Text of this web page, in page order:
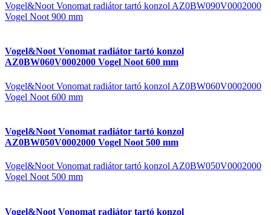
Vogel&Noot Vonomat radiátor tartó konzol AZ0BW090V0002000
Vogel Noot 900 mm
Vogel&Noot Vonomat radiátor tartó konzol
AZ0BW060V0002000 Vogel Noot 600 mm
Vogel&Noot Vonomat radiátor tartó konzol AZ0BW060V0002000
Vogel Noot 600 mm
Vogel&Noot Vonomat radiátor tartó konzol
AZ0BW050V0002000 Vogel Noot 500 mm
Vogel&Noot Vonomat radiátor tartó konzol AZ0BW050V0002000
Vogel Noot 500 mm
Vogel&Noot Vonomat radiátor tartó konzol